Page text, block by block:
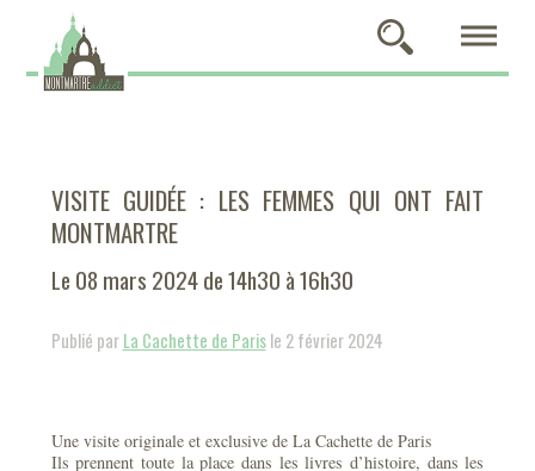
VISITE GUIDÉE : LES FEMMES QUI ONT FAIT
MONTMARTRE
Le 08 mars 2024 de 14h30 à 16h30
Publié parLa Cachette de Parisle 2 février 2024
Une visite originale et exclusive de La Cachette de Paris
Ils prennent toute la place dans les livres d’histoire, dans les